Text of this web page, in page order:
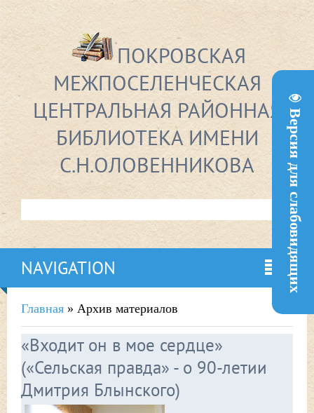
Версия для слабовидящих
ПОКРОВСКАЯ
МЕЖПОСЕЛЕНЧЕСКАЯ
ЦЕНТРАЛЬНАЯ РАЙОННАЯ
БИБЛИОТЕКА ИМЕНИ
С.Н.ОЛОВЕННИКОВА
NAVIGATION
Главная » Архив материалов
«Входит он в мое сердце»
(«Сельская правда» - о 90-летии
Дмитрия Блынского)